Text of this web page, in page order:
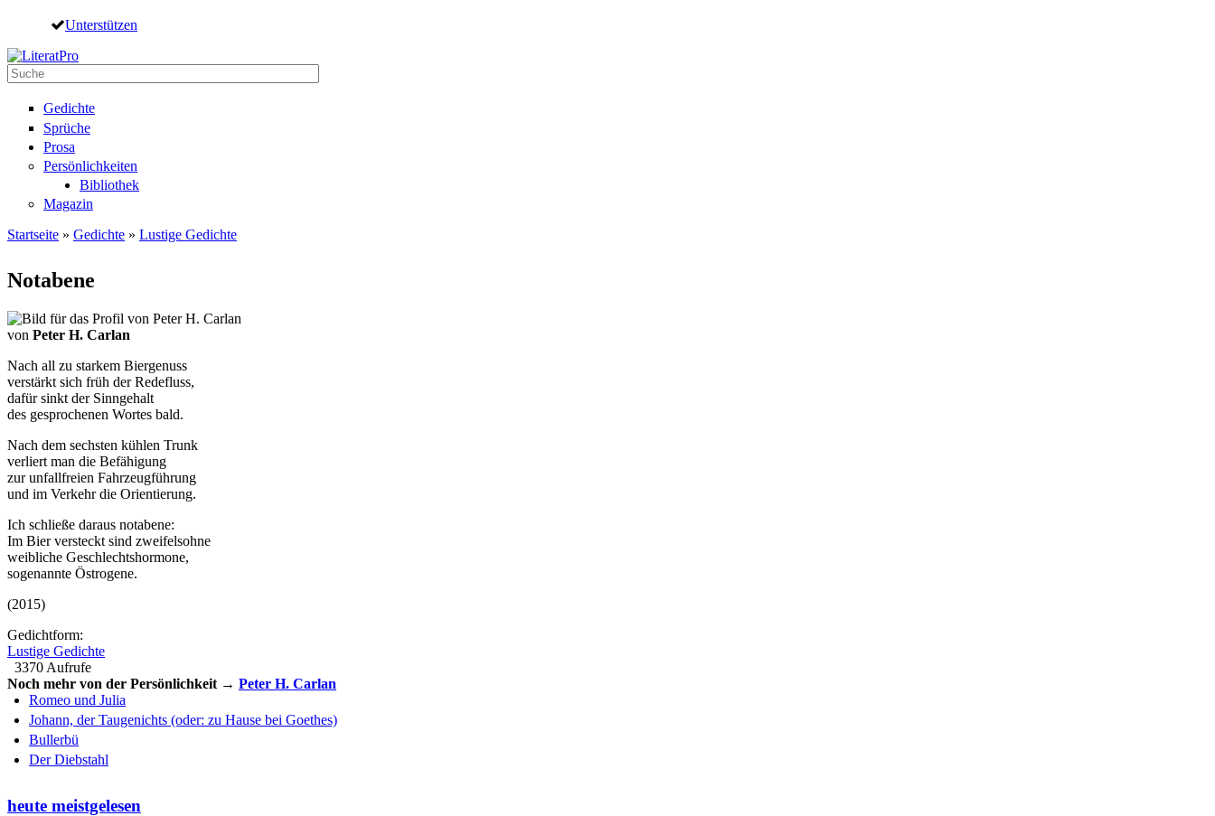
Direkt zum Inhalt
Unterstützen
Suche
Gedichte
Sprüche
Prosa
Persönlichkeiten
Bibliothek
Magazin
Startseite » Gedichte » Lustige Gedichte
Notabene
von Peter H. Carlan
Nach all zu starkem Biergenuss
verstärkt sich früh der Redefluss,
dafür sinkt der Sinngehalt
des gesprochenen Wortes bald.
Nach dem sechsten kühlen Trunk
verliert man die Befähigung
zur unfallfreien Fahrzeugführung
und im Verkehr die Orientierung.
Ich schließe daraus notabene:
Im Bier versteckt sind zweifelsohne
weibliche Geschlechtshormone,
sogenannte Östrogene.
(2015)
Gedichtform:
Lustige Gedichte
3370 Aufrufe
Noch mehr von der Persönlichkeit → Peter H. Carlan
Romeo und Julia
Johann, der Taugenichts (oder: zu Hause bei Goethes)
Bullerbü
Der Diebstahl
heute meistgelesen